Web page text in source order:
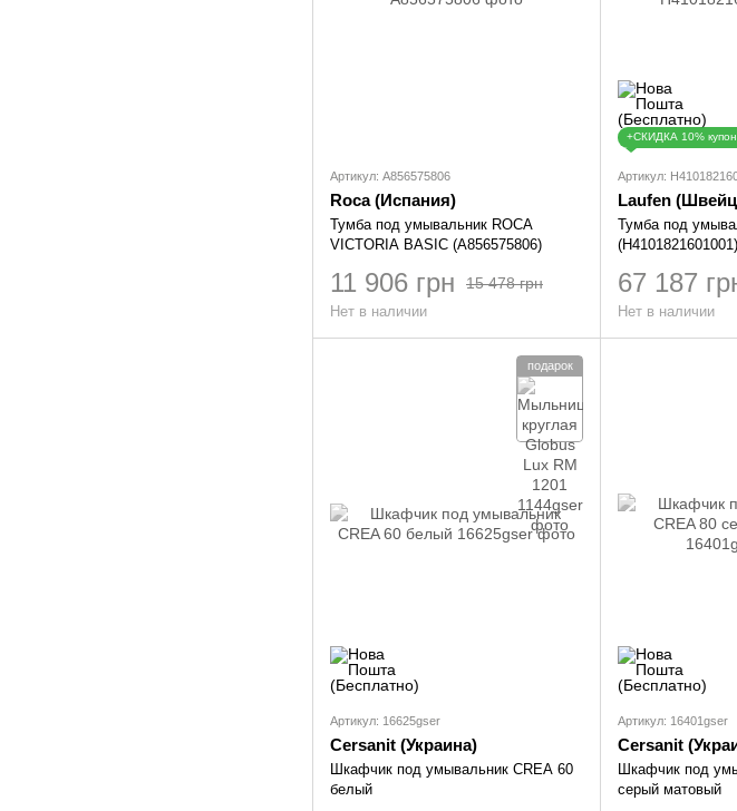
Артикул: A856575806
Roca (Испания)
Тумба под умывальник ROCA
VICTORIA BASIC (A856575806)
15 478 грн
11 906 грн
Нет в наличии
+СКИДКА 10%
Артикул:
Laufen
Тумба под
(H4101821601001)
67 187
Нет в наличии
подарок
Артикул: 16625gser
Cersanit (Украина)
Шкафчик под умывальник CREA 60
белый
Артикул: 16401gser
Cersanit
Шкафчик под
серый матовый